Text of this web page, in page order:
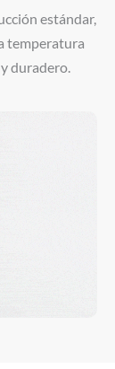
estándar,
temperatura
duradero.